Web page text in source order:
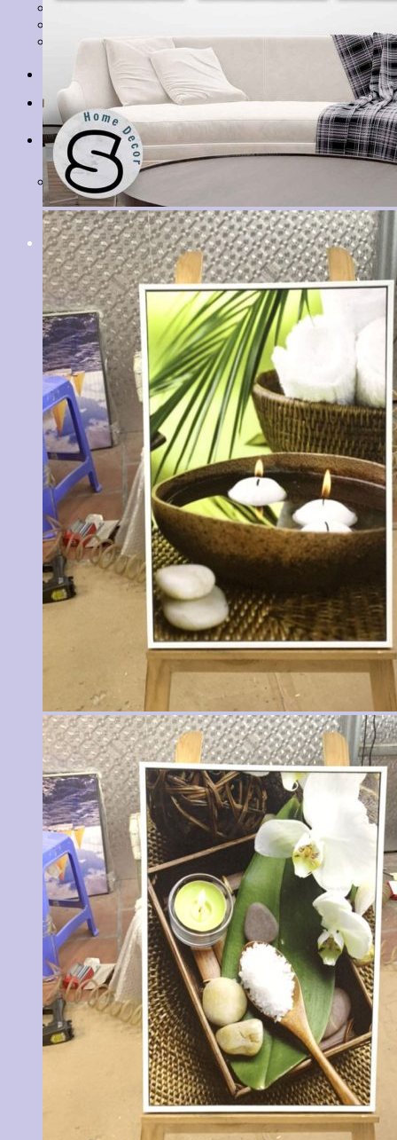
Tranh Thuỷ Mặc
Tranh Con Hổ
Liên hệ
Giỏ hàng
Chưa có sản phẩm trong giỏ hàng.
Tìm
kiếm: